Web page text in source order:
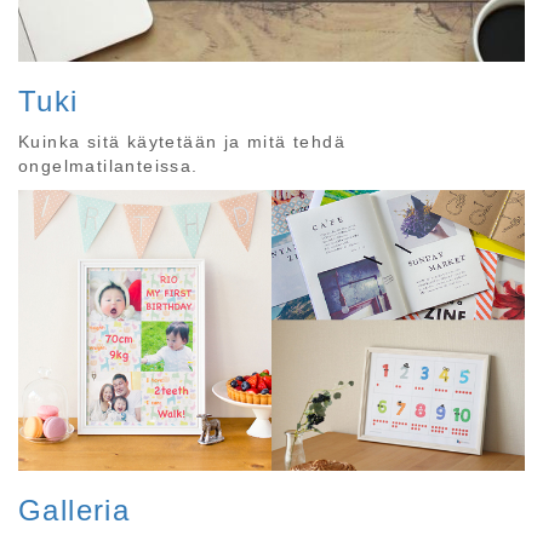
Tuki
Kuinka sitä käytetään ja mitä tehdä
ongelmatilanteissa.
Galleria